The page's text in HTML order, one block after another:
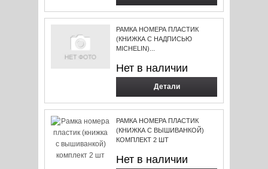
РАМКА НОМЕРА ПЛАСТИК
(КНИЖКА С НАДПИСЬЮ
MICHELIN)...
Нет в наличии
Детали
РАМКА НОМЕРА ПЛАСТИК
(КНИЖКА С ВЫШИВАНКОЙ)
КОМПЛЕКТ 2 ШТ
Нет в наличии